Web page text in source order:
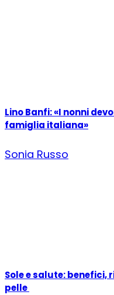
Lino Banfi: «I nonni
famiglia italiana»
Sonia Russo
Sole e salute: benefici,
pelle